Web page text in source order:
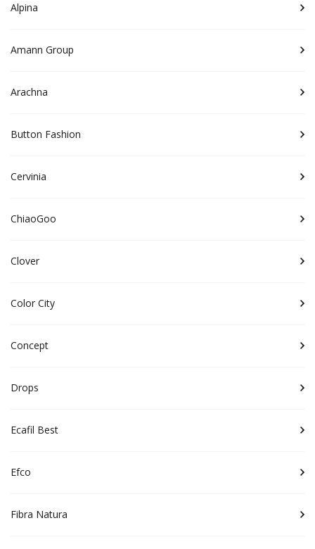
Alpina
Amann Group
Arachna
Button Fashion
Cervinia
ChiaoGoo
Clover
Color City
Concept
Drops
Ecafil Best
Efco
Fibra Natura